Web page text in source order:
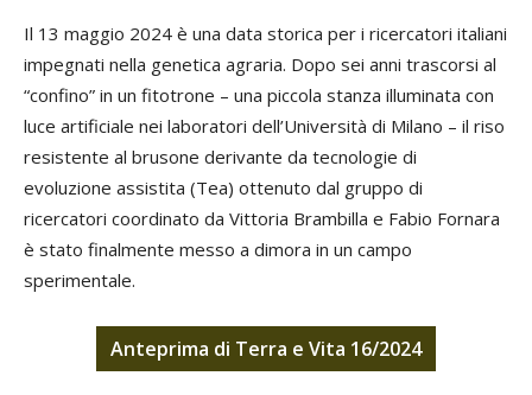
Il 13 maggio 2024 è una data storica per i ricercatori italiani
impegnati nella genetica agraria. Dopo sei anni trascorsi al
“confino” in un fitotrone – una piccola stanza illuminata con
luce artificiale nei laboratori dell’Università di Milano – il riso
resistente al brusone derivante da tecnologie di
evoluzione assistita (Tea) ottenuto dal gruppo di
ricercatori coordinato da Vittoria Brambilla e Fabio Fornara
è stato finalmente messo a dimora in un campo
sperimentale.
Anteprima di Terra e Vita 16/2024